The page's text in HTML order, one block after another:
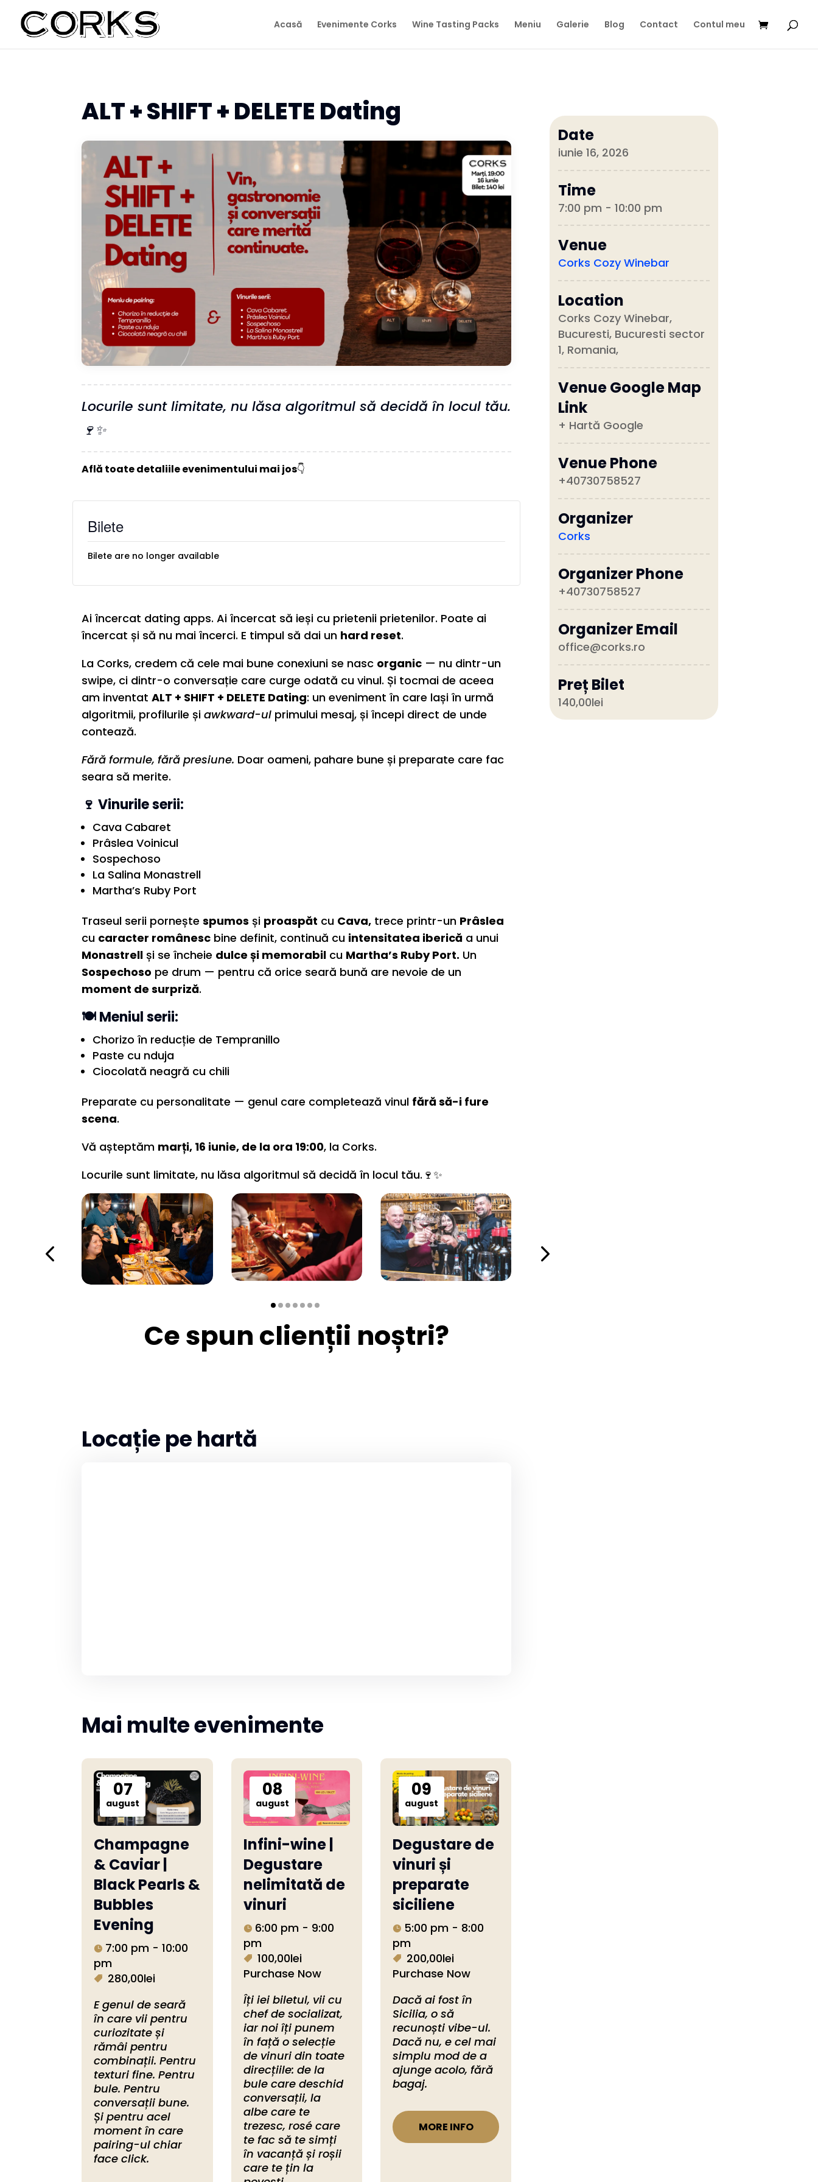
Acasă Evenimente Corks Wine Tasting Packs Meniu Galerie Blog Contact Contul meu
ALT + SHIFT + DELETE Dating
Locurile sunt limitate, nu lăsa algoritmul să decidă în locul tău.
🍷✨
Află toate detaliile evenimentului mai jos👇
Bilete
Bilete are no longer available
Ai încercat dating apps. Ai încercat să ieși cu prietenii prietenilor. Poate ai
încercat și să nu mai încerci. E timpul să dai un hard reset.
La Corks, credem că cele mai bune conexiuni se nasc organic — nu dintr-un
swipe, ci dintr-o conversație care curge odată cu vinul. Și tocmai de aceea
am inventatALT + SHIFT + DELETE Dating: un eveniment în care lași în urmă
algoritmii, profilurile șiawkward-ul primului mesaj, și începi direct de unde
contează.
Fără formule, fără presiune. Doar oameni, pahare bune și preparate care fac
seara să merite.
🍷 Vinurile serii:
Cava Cabaret
Prâslea Voinicul
Sospechoso
La Salina Monastrell
Martha’s Ruby Port
Traseul serii porneștespumos și proaspăt cu Cava, trece printr-un Prâslea
cu caracter românesc bine definit, continuă cu intensitatea iberică a unui
Monastrell și se încheie dulce și memorabil cu Martha’s Ruby Port. Un
Sospechoso pe drum — pentru că orice seară bună are nevoie de un
moment de surpriză.
🍽Meniul serii:
Chorizo în reducție de Tempranillo
Paste cu nduja
Ciocolată neagră cu chili
Preparate cu personalitate — genul care completează vinul fără să-i fure
scena.
Vă așteptăm marți, 16 iunie, de la ora 19:00, la Corks.
Locurile sunt limitate, nu lăsa algoritmul să decidă în locul tău.🍷✨
Ce spun clienții noștri?
Locație pe hartă
Mai multe evenimente
07
august
Champagne
& Caviar |
Black Pearls &
Bubbles
Evening
7:00 pm - 10:00
pm
280,00lei
E genul de seară
în care vii pentru
curiozitate și
rămâi pentru
combinații. Pentru
texturi fine. Pentru
bule. Pentru
conversații bune.
Și pentru acel
moment în care
pairing-ul chiar
face click.
08
august
Infini-wine |
Degustare
nelimitată de
vinuri
6:00 pm - 9:00
pm
100,00lei
Purchase Now
Îți iei biletul, vii cu
chef de socializat,
iar noi îți punem
în față o selecție
de vinuri din toate
direcțiile: de la
bule care deschid
conversații, la
albe care te
trezesc, rosé care
te fac să te simți
în vacanță și roșii
care te țin la
09
august
Degustare de
vinuri și
preparate
siciliene
5:00 pm - 8:00
pm
200,00lei
Purchase Now
Dacă ai fost în
Sicilia, o să
recunoști vibe-ul.
Dacă nu, e cel mai
simplu mod de a
ajunge acolo, fără
bagaj.
MORE INFO
Date
iunie 16, 2026
Time
7:00 pm - 10:00 pm
Venue
Corks Cozy Winebar
Location
Corks Cozy Winebar,
Bucuresti, Bucuresti sector
1, Romania,
Venue Google Map
Link
+ Hartă Google
Venue Phone
+40730758527
Organizer
Corks
Organizer Phone
+40730758527
Organizer Email
office@corks.ro
Preț Bilet
140,00lei